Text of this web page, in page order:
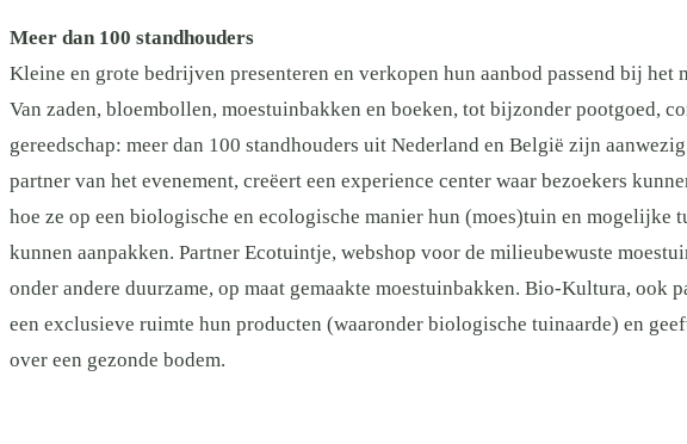
Meer dan 100 standhouders
Kleine en grote bedrijven presenteren en verkopen hun aanbod passend bij het
Van zaden, bloembollen, moestuinbakken en boeken, tot bijzonder pootgoed,
gereedschap: meer dan 100 standhouders uit Nederland en België zijn
partner van het evenement, creëert een experience center waar bezoekers
hoe ze op een biologische en ecologische manier hun (moes)tuin en mogelijke
kunnen aanpakken. Partner Ecotuintje, webshop voor de milieubewuste
onder andere duurzame, op maat gemaakte moestuinbakken. Bio-Kultura, ook
een exclusieve ruimte hun producten (waaronder biologische tuinaarde) en
over een gezonde bodem.